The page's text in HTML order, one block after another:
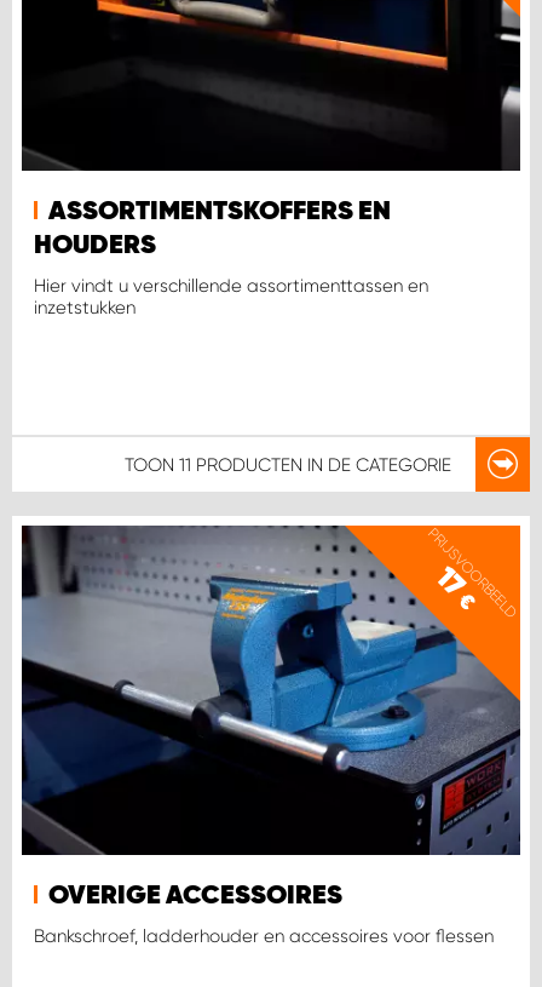
ASSORTIMENTSKOFFERS EN
HOUDERS
Hier vindt u verschillende assortimenttassen en
inzetstukken
TOON 11 PRODUCTEN IN DE CATEGORIE
PRIJSVOORBEELD
17
€
OVERIGE ACCESSOIRES
Bankschroef, ladderhouder en accessoires voor flessen